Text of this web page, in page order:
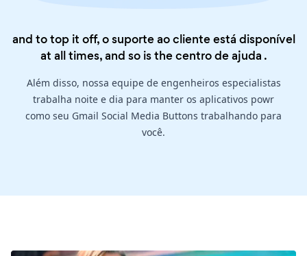
and to top it off, o suporte ao cliente está disponível
at all times, and so is thecentro de ajuda .
Além disso, nossa equipe de engenheiros especialistas
trabalha noite e dia para manter os aplicativos powr
como seu Gmail Social Media Buttons trabalhando para
você.